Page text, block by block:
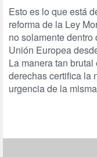
Esto es lo que está
reforma de la Ley
no solamente
Unión Europea
La manera tan
derechas certifica la
urgencia de la